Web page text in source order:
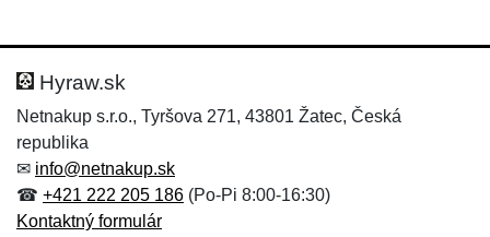
Hodnotenie:
Meno:*
Meno:
E-mail:*
Hyraw.sk
Netnakup s.r.o., Tyršova 271, 43801 Žatec, Česká
republika
✉ info@netnakup.sk
☎ +421 222 205 186 (Po-Pi 8:00-16:30)
Kontaktný formulár